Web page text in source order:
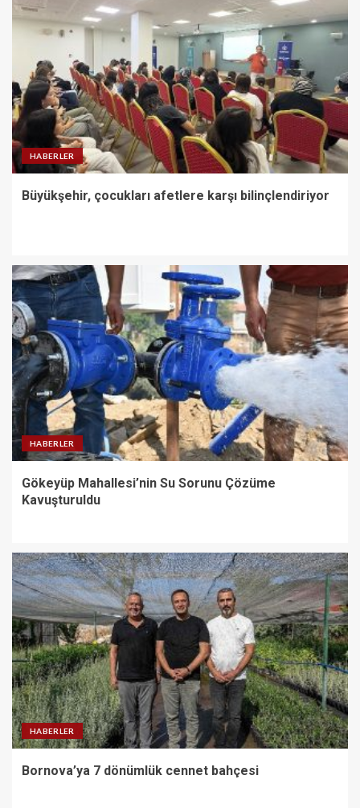
HABERLER
Büyükşehir, çocukları afetlere karşı bilinçlendiriyor
HABERLER
Gökeyüp Mahallesi’nin Su Sorunu Çözüme
Kavuşturuldu
HABERLER
Bornova’ya 7 dönümlük cennet bahçesi